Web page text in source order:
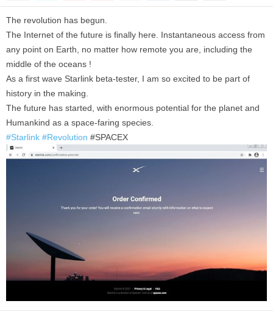
The revolution has begun.
The Internet of the future is finally here. Instantaneous access from
any point on Earth, no matter how remote you are, including the
middle of the oceans !
As a first wave Starlink beta-tester, I am so excited to be part of
history in the making.
The future has started, with enormous potential for the planet and
Humankind as a space-faring species.
#Starlink #Revolution #SPACEX